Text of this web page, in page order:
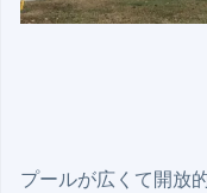
プールが広くて開放